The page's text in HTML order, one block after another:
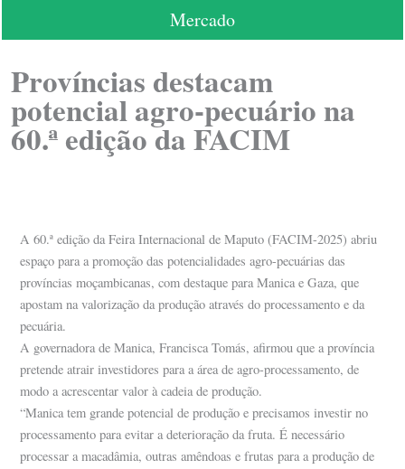
Mercado
Províncias destacam
potencial agro-pecuário na
60.ª edição da FACIM
A 60.ª edição da Feira Internacional de Maputo (FACIM-2025) abriu
espaço para a promoção das potencialidades agro-pecuárias das
províncias moçambicanas, com destaque para Manica e Gaza, que
apostam na valorização da produção através do processamento e da
pecuária.
A governadora de Manica, Francisca Tomás, afirmou que a província
pretende atrair investidores para a área de agro-processamento, de
modo a acrescentar valor à cadeia de produção.
“Manica tem grande potencial de produção e precisamos investir no
processamento para evitar a deterioração da fruta. É necessário
processar a macadâmia, outras amêndoas e frutas para a produção de